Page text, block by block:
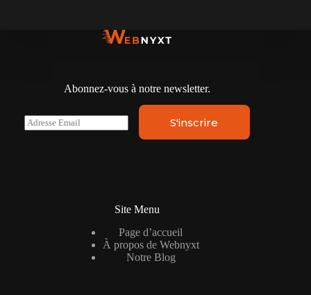
Abonnez-vous à notre newsletter.
E
m
S'inscrire
Site Menu
Page d’accueil
À propos de Webnyxt
Notre Blog